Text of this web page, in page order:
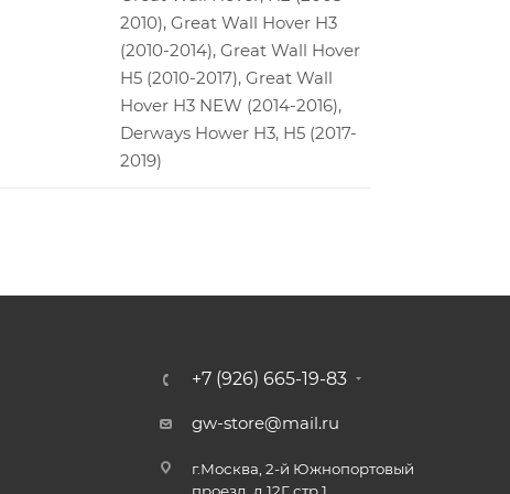
2010), Great Wall Hover H3
(2010-2014), Great Wall Hover
H5 (2010-2017), Great Wall
Hover H3 NEW (2014-2016),
Derways Hower H3, H5 (2017-
2019)
+7 (926) 665-19-83
gw-store@mail.ru
г.Москва, 2-й Южнопортовый